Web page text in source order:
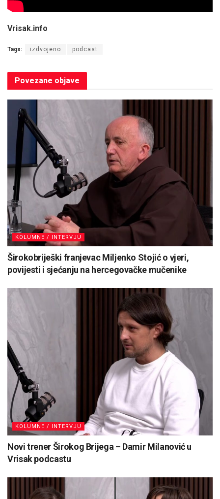
Vrisak.info
Tags: izdvojeno podcast
Povezane objave
KOLUMNE / INTERVJU
Širokobriješki franjevac Miljenko Stojić o vjeri,
povijesti i sjećanju na hercegovačke mučenike
KOLUMNE / INTERVJU
Novi trener Širokog Brijega – Damir Milanović u
Vrisak podcastu